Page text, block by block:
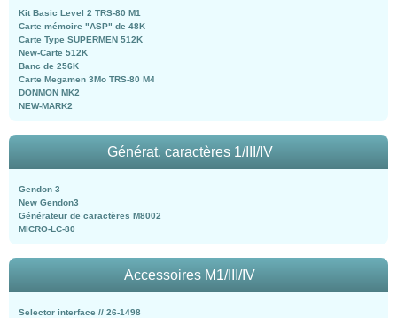
Kit Basic Level 2 TRS-80 M1
Carte mémoire "ASP" de 48K
Carte Type SUPERMEN 512K
New-Carte 512K
Banc de 256K
Carte Megamen 3Mo TRS-80 M4
DONMON MK2
NEW-MARK2
Générat. caractères 1/III/IV
Gendon 3
New Gendon3
Générateur de caractères M8002
MICRO-LC-80
Accessoires M1/III/IV
Selector interface // 26-1498